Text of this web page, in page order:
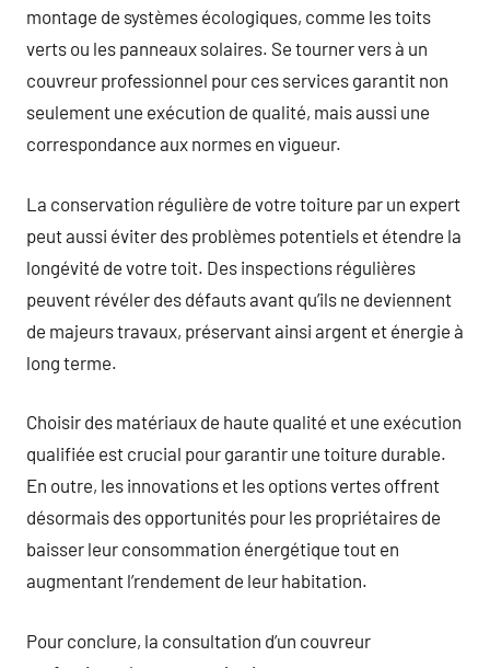
montage de systèmes écologiques, comme les toits
verts ou les panneaux solaires. Se tourner vers à un
couvreur professionnel pour ces services garantit non
seulement une exécution de qualité, mais aussi une
correspondance aux normes en vigueur.
La conservation régulière de votre toiture par un expert
peut aussi éviter des problèmes potentiels et étendre la
longévité de votre toit. Des inspections régulières
peuvent révéler des défauts avant qu’ils ne deviennent
de majeurs travaux, préservant ainsi argent et énergie à
long terme.
Choisir des matériaux de haute qualité et une exécution
qualifiée est crucial pour garantir une toiture durable.
En outre, les innovations et les options vertes offrent
désormais des opportunités pour les propriétaires de
baisser leur consommation énergétique tout en
augmentant l’rendement de leur habitation.
Pour conclure, la consultation d’un couvreur